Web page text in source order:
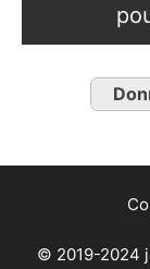
© 2019-2024